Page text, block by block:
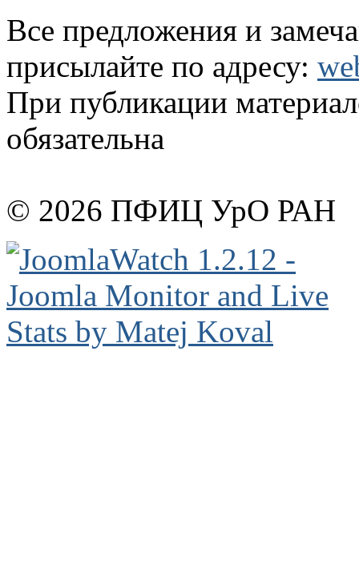
Все предложения и
присылайте по адресу:
При публикации
обязательна
© 2026 ПФИЦ УрО РАН